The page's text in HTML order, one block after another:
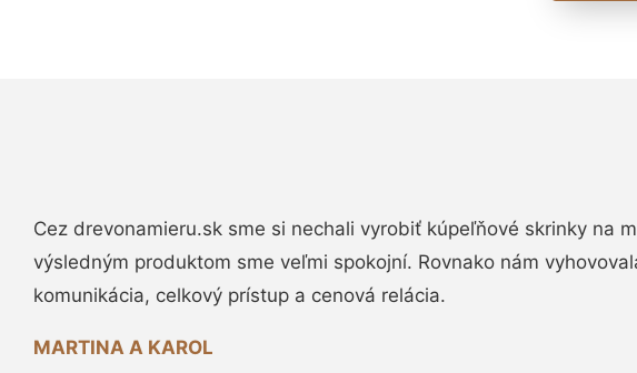
Cez drevonamieru.sk sme si nechali vyrobiť kúpeľňové skrinky na
výsledným produktom sme veľmi spokojní. Rovnako nám
komunikácia, celkový prístup a cenová relácia.
MARTINA A KAROL